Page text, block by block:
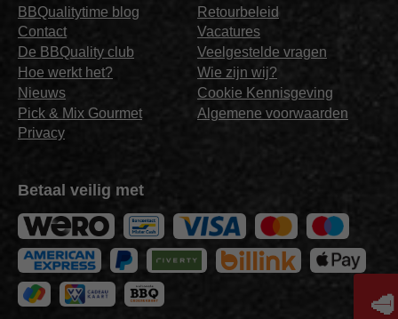
BBQualitytime blog
Contact
De BBQuality club
Hoe werkt het?
Nieuws
Pick & Mix Gourmet
Privacy
Retourbeleid
Vacatures
Veelgestelde vragen
Wie zijn wij?
Cookie Kennisgeving
Algemene voorwaarden
Betaal veilig met
🥩